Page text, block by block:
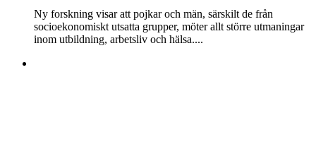
Ny forskning visar att pojkar och män, särskilt de från
socioekonomiskt utsatta grupper, möter allt större utmaningar
inom utbildning, arbetsliv och hälsa....